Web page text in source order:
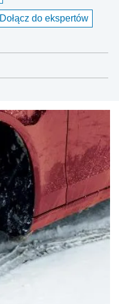
Dołącz do ekspertów